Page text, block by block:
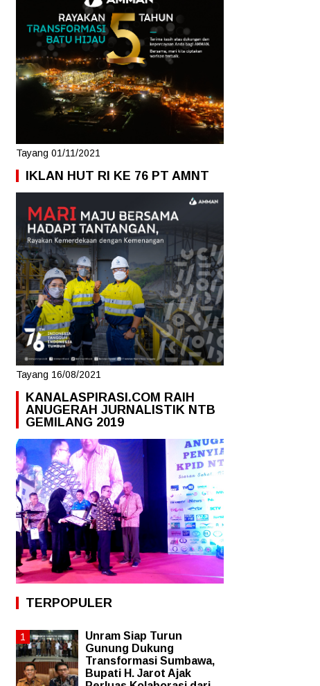
Tayang 01/11/2021
IKLAN HUT RI KE 76 PT AMNT
Tayang 16/08/2021
KANALASPIRASI.COM RAIH
ANUGERAH JURNALISTIK NTB
GEMILANG 2019
TERPOPULER
Unram Siap Turun
Gunung Dukung
Transformasi Sumbawa,
Bupati H. Jarot Ajak